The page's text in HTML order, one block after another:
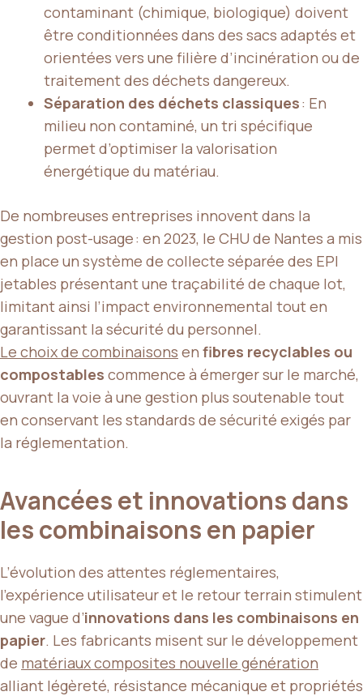
contaminant (chimique, biologique) doivent
être conditionnées dans des sacs adaptés et
orientées vers une filière d’incinération ou de
traitement des déchets dangereux.
Séparation des déchets classiques: En
milieu non contaminé, un tri spécifique
permet d’optimiser la valorisation
énergétique du matériau.
De nombreuses entreprises innovent dans la
gestion post-usage : en 2023, le CHU de Nantes a mis
en place un système de collecte séparée des EPI
jetables présentant une traçabilité de chaque lot,
limitant ainsi l’impact environnemental tout en
garantissant la sécurité du personnel.
Le choix de combinaisons en fibres recyclables ou
compostables commence à émerger sur le marché,
ouvrant la voie à une gestion plus soutenable tout
en conservant les standards de sécurité exigés par
la réglementation.
Avancées et innovations dans
les combinaisons en papier
L’évolution des attentes réglementaires,
l’expérience utilisateur et le retour terrain stimulent
une vague d’innovations dans les combinaisons en
papier. Les fabricants misent sur le développement
de matériaux composites nouvelle génération
alliant légèreté, résistance mécanique et propriétés